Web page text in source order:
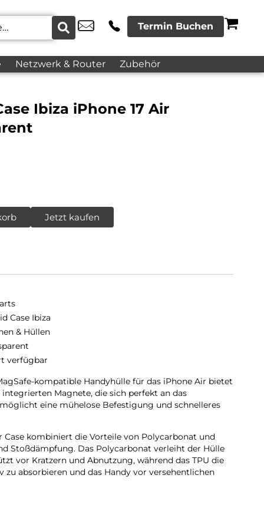
Termin Buchen
Netzwerk & Router Zubehör
Ibiza iPhone 17 Air
Jetzt kaufen
Case Ibiza
& Hüllen
verfügbar
kompatible Handyhülle für das iPhone Air bietet
Magnete, die sich perfekt an das
eine mühelose Befestigung und schnelleres
Case kombiniert die Vorteile von Polycarbonat und
Stoßdämpfung. Das Polycarbonat verleiht der Hülle
vor Kratzern und Abnutzung, während das TPU die
zu absorbieren und das Handy vor versehentlichen
iPhone Air Schutzhülle bewahrt das